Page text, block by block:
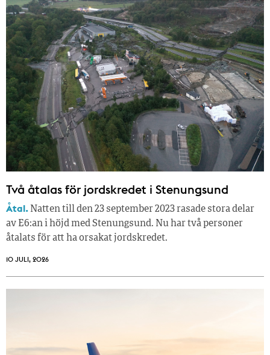
Två åtalas för jordskredet i Stenungsund
Åtal. Natten till den 23 september 2023 rasade stora delar
av E6:an i höjd med Stenungsund. Nu har två personer
åtalats för att ha orsakat jordskredet.
10 JULI, 2026